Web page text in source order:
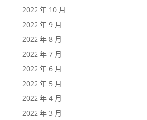
2022 年 10 月
2022 年 9 月
2022 年 8 月
2022 年 7 月
2022 年 6 月
2022 年 5 月
2022 年 4 月
2022 年 3 月